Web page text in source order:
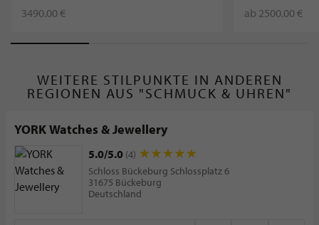
3490.00 €
ab 2500.00 €
WEITERE STILPUNKTE IN ANDEREN
REGIONEN AUS "SCHMUCK & UHREN"
YORK Watches & Jewellery
5.0/5.0 (4)
Schloss Bückeburg Schlossplatz 6
31675 Bückeburg
Deutschland